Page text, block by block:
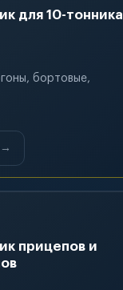
для 10-тонника
бортовые,
прицепов и